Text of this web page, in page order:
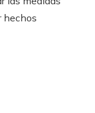
hechos